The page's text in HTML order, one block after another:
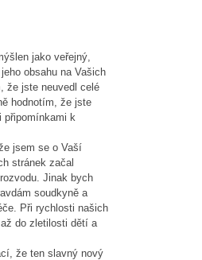
jako veřejný,
obsahu na Vašich
že jste neuvedl celé
hodnotím, že jste
připomínkami k
jsem se o Vaší
stránek začal
Jinak bych
soudkyně a
Při rychlosti našich
do zletilosti dětí a
že ten slavný nový